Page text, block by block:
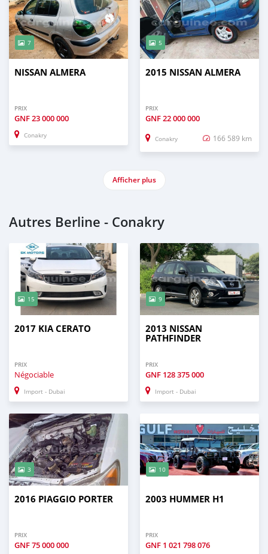
7
NISSAN ALMERA
PRIX
GNF23 000 000
Conakry
5
2015 NISSAN ALMERA
PRIX
GNF22 000 000
Conakry 166 589 km
Afficher plus
Autres Berline - Conakry
15
2017 KIA CERATO
PRIX
Négociable
Import - Dubai
9
2013 NISSAN
PATHFINDER
PRIX
GNF 128 375 000
Import - Dubai
3
2016 PIAGGIO PORTER
PRIX
GNF75 000 000
10
2003 HUMMER H1
PRIX
GNF 1 021 798 076